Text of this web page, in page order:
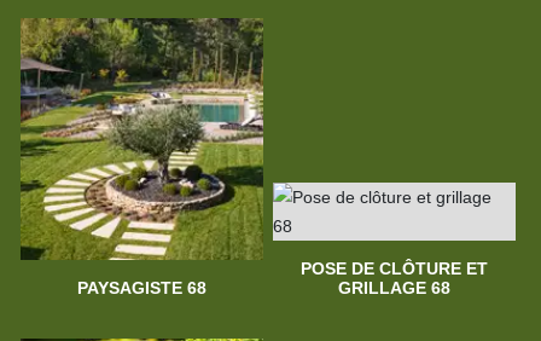
PAYSAGISTE 68
POSE DE CLÔTURE ET
GRILLAGE 68